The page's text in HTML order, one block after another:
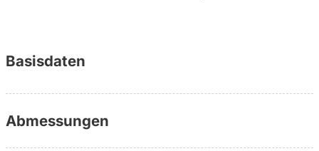
modernem Wohnstandard. Drei Kabinen, 1,95 m
echten Lebensraum an Bord.
Auch technisch bleibt das Konzept klar: Cummins V8-
Diesel mit 205 PS, zuletzt gewartet Anfang 2026. 3.500
Basisdaten
Abmessungen